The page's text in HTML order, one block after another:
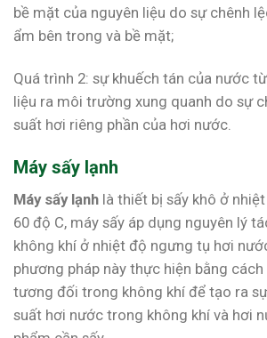
bề mặt của nguyên liệu do sự chênh
ẩm bên trong và bề mặt;
Quá trình 2: sự khuếch tán của nước
liệu ra môi trường xung quanh do sự
suất hơi riêng phần của hơi nước.
Máy sấy lạnh
Máy sấy lạnh là thiết bị sấy khô ở
60 độ C, máy sấy áp dụng nguyên lý
không khí ở nhiệt độ ngưng tụ hơi
phương pháp này thực hiện bằng
tương đối trong không khí để tạo ra
suất hơi nước trong không khí và hơi